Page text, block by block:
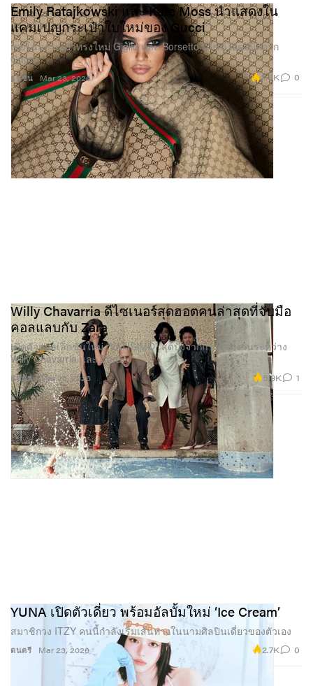
แฟชั่น
Emily Ratajkowski และ Kate Moss นำแสดงใน
แคมเปญกระเป๋าใบใหม่ของ Gucci
เผยโฉมกระเป๋าทรงใหม่ Giglio และ Borsetto ดีไซน์ไอคอนิกจาก
Gucci
Mar 23, 2026 2.8K 0
แฟชั่น
Willy Chavarria ดีไซเนอร์สุดฮอตคนล่าสุดที่จับมือ
คอลแลบกับ Zara
เปิดตัวคอลเล็กชันใหม่ “VATISIMO” สุดปังจากการร่วมงานระหว่าง
Willy Chavarria และ Zara
Mar 23, 2026 5.9K 1
ดนตรี
YUNA เปิดตัวเดี่ยว พร้อมอัลบั้มใหม่ ‘Ice Cream’
สมาชิกวง ITZY คนนี้กำลังเริ่มเส้นทางในนามศิลปินเดี่ยวของตัวเอง
Mar 23, 2026 2.7K 0